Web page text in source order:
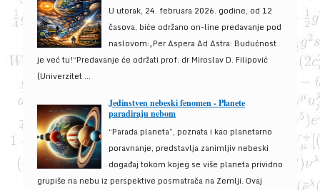
U utorak, 24. februara 2026. godine, od 12
časova, biće održano on-line predavanje pod
naslovom:„Per Aspera Ad Astra: Budućnost
je već tu!“Predavanje će održati prof. dr Miroslav D. Filipović
(Univerzitet ...
Jedinstven nebeski fenomen - Planete
paradiraju nebom
“Parada planeta”, poznata i kao planetarno
poravnanje, predstavlja zanimljiv nebeski
događaj tokom kojeg se više planeta prividno
grupiše na nebu iz perspektive posmatrača na Zemlji. Ovaj